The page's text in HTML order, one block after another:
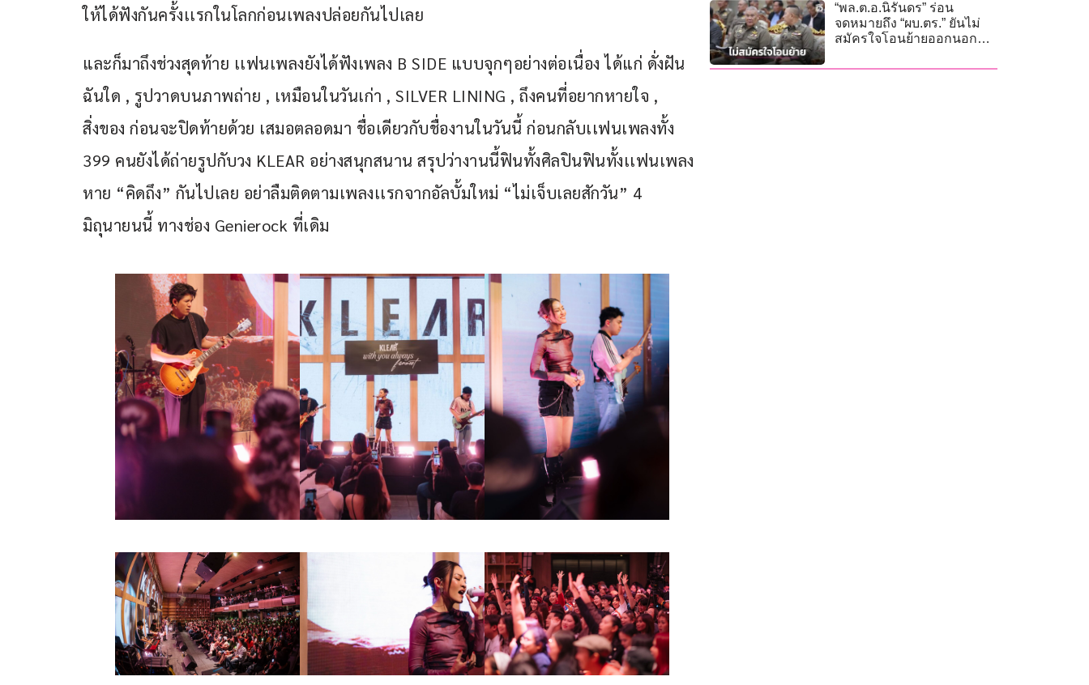
ให้ได้ฟังกันครั้งเเรกในโลกก่อนเพลงปล่อยกันไปเลย
และก็มาถึงช่วงสุดท้าย เเฟนเพลงยังได้ฟังเพลง B SIDE แบบจุกๆอย่างต่อเนื่อง ได้แก่ ดั่งฝัน
ฉันใด , รูปวาดบนภาพถ่าย , เหมือนในวันเก่า , SILVER LINING , ถึงคนที่อยากหายใจ ,
สิ่งของ ก่อนจะปิดท้ายด้วย เสมอตลอดมา ชื่อเดียวกับชื่องานในวันนี้ ก่อนกลับเเฟนเพลงทั้ง
399 คนยังได้ถ่ายรูปกับวง KLEAR อย่างสนุกสนาน สรุปว่างานนี้ฟินทั้งศิลปินฟินทั้งเเฟนเพลง
หาย “คิดถึง” กันไปเลย อย่าลืมติดตามเพลงเเรกจากอัลบั้มใหม่ “ไม่เจ็บเลยสักวัน” 4
มิถุนายนนี้ ทางช่อง Genierock ที่เดิม
“พล.ต.อ.นิรันดร” ร่อน
จดหมายถึง “ผบ.ตร.” ยันไม่
สมัครใจโอนย้ายออกนอก